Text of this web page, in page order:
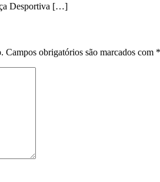
Desportiva […]
Campos obrigatórios são marcados com *